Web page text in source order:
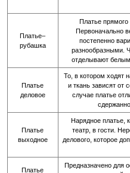
Платье–
рубашка
Платье прямого
Первоначально
постепенно
разнообразными.
отделывают
Платье
деловое
То, в котором ходят
и ткань зависят от
случае платье
Платье
выходное
Нарядное платье,
театр, в гости.
делового, которое
Платье
Предназначено для